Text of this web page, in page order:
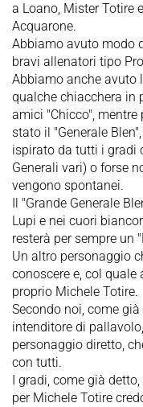
a Loano, Mister Totire
Acquarone.
Abbiamo avuto modo
bravi allenatori tipo
Abbiamo anche avuto
qualche chiacchera in
amici "Chicco",
stato il "Generale
ispirato da tutti i gradi
Generali vari) o forse
vengono spontanei.
Il "Grande Generale
Lupi e nei cuori
resterà per sempre un
Un altro personaggio
conoscere e, col
proprio Michele Totire.
Secondo noi, come
intenditore di
personaggio diretto,
con tutti.
I gradi, come già
per Michele Totire